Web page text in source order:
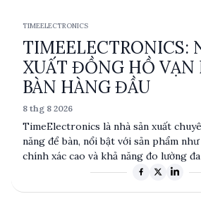
TIMEELECTRONICS
TIMEELECTRONICS:
XUẤT ĐỒNG HỒ VẠN
BÀN HÀNG ĐẦU
8 thg 8 2026
TimeElectronics là nhà sản xuất
năng để bàn, nổi bật với sản phẩm
chính xác cao và khả năng đo lường
của TimeElectronics được ứng dụng